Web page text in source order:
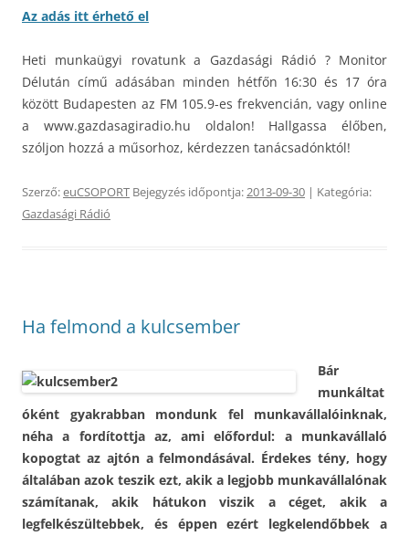
Az adás itt érhető el
Heti munkaügyi rovatunk a Gazdasági Rádió ? Monitor
Délután című adásában minden hétfőn 16:30 és 17 óra
között Budapesten az FM 105.9-es frekvencián, vagy online
a www.gazdasagiradio.hu oldalon! Hallgassa élőben,
szóljon hozzá a műsorhoz, kérdezzen tanácsadónktól!
Szerző:euCSOPORT Bejegyzés időpontja:2013-09-30 | Kategória:
Gazdasági Rádió
Ha felmond a kulcsember
Bár
munkáltat
óként gyakrabban mondunk fel munkavállalóinknak,
néha a fordítottja az, ami előfordul: a munkavállaló
kopogtat az ajtón a felmondásával. Érdekes tény, hogy
általában azok teszik ezt, akik a legjobb munkavállalónak
számítanak, akik hátukon viszik a céget, akik a
legfelkészültebbek, és éppen ezért legkelendőbbek a